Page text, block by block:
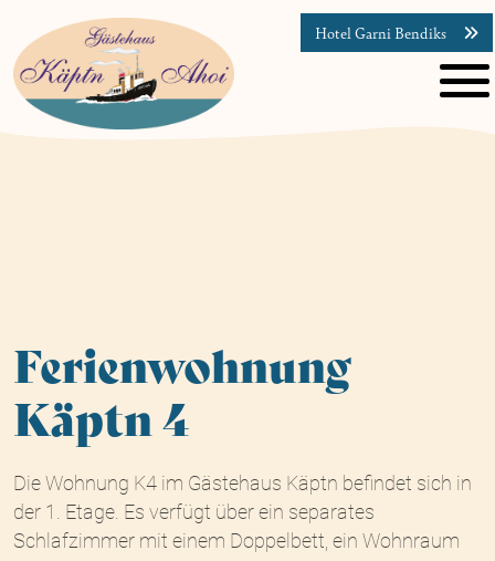
Hotel Garni Bendiks
Ferienwohnung
Käptn 4
Die Wohnung K4 im Gästehaus Käptn befindet sich in
der 1. Etage. Es verfügt über ein separates
Schlafzimmer mit einem Doppelbett, ein Wohnraum